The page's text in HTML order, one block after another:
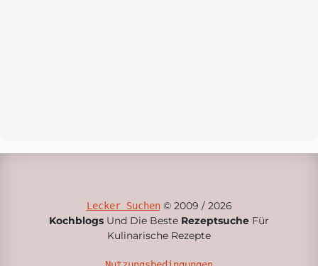
Lecker Suchen© 2009 / 2026
Kochblogs Und Die Beste Rezeptsuche Für
Kulinarische Rezepte